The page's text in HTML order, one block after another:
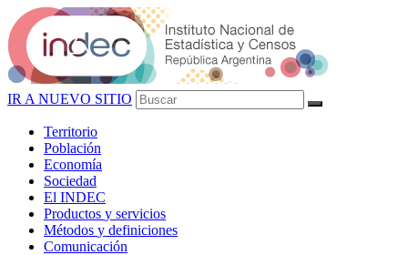
IR A NUEVO SITIO
Territorio
Población
Economía
Sociedad
El INDEC
Productos y servicios
Métodos y definiciones
Comunicación